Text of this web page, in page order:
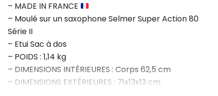
– MADE IN FRANCE
– Moulé sur un saxophone Selmer Super Action 80
Série II
– Etui Sac à dos
– POIDS : 1,14 kg
– DIMENSIONS INTÉRIEURES : Corps 62,5 cm
– DIMENSIONS EXTÉRIEURES : 71x13x13 cm